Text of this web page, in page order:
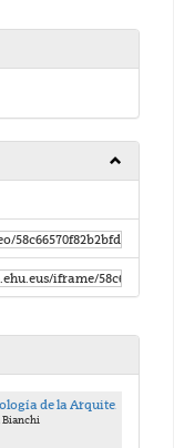
Seminario de Arqueología de la Arquitectura en Italia a inicios del Siglo XXI
Bianchi